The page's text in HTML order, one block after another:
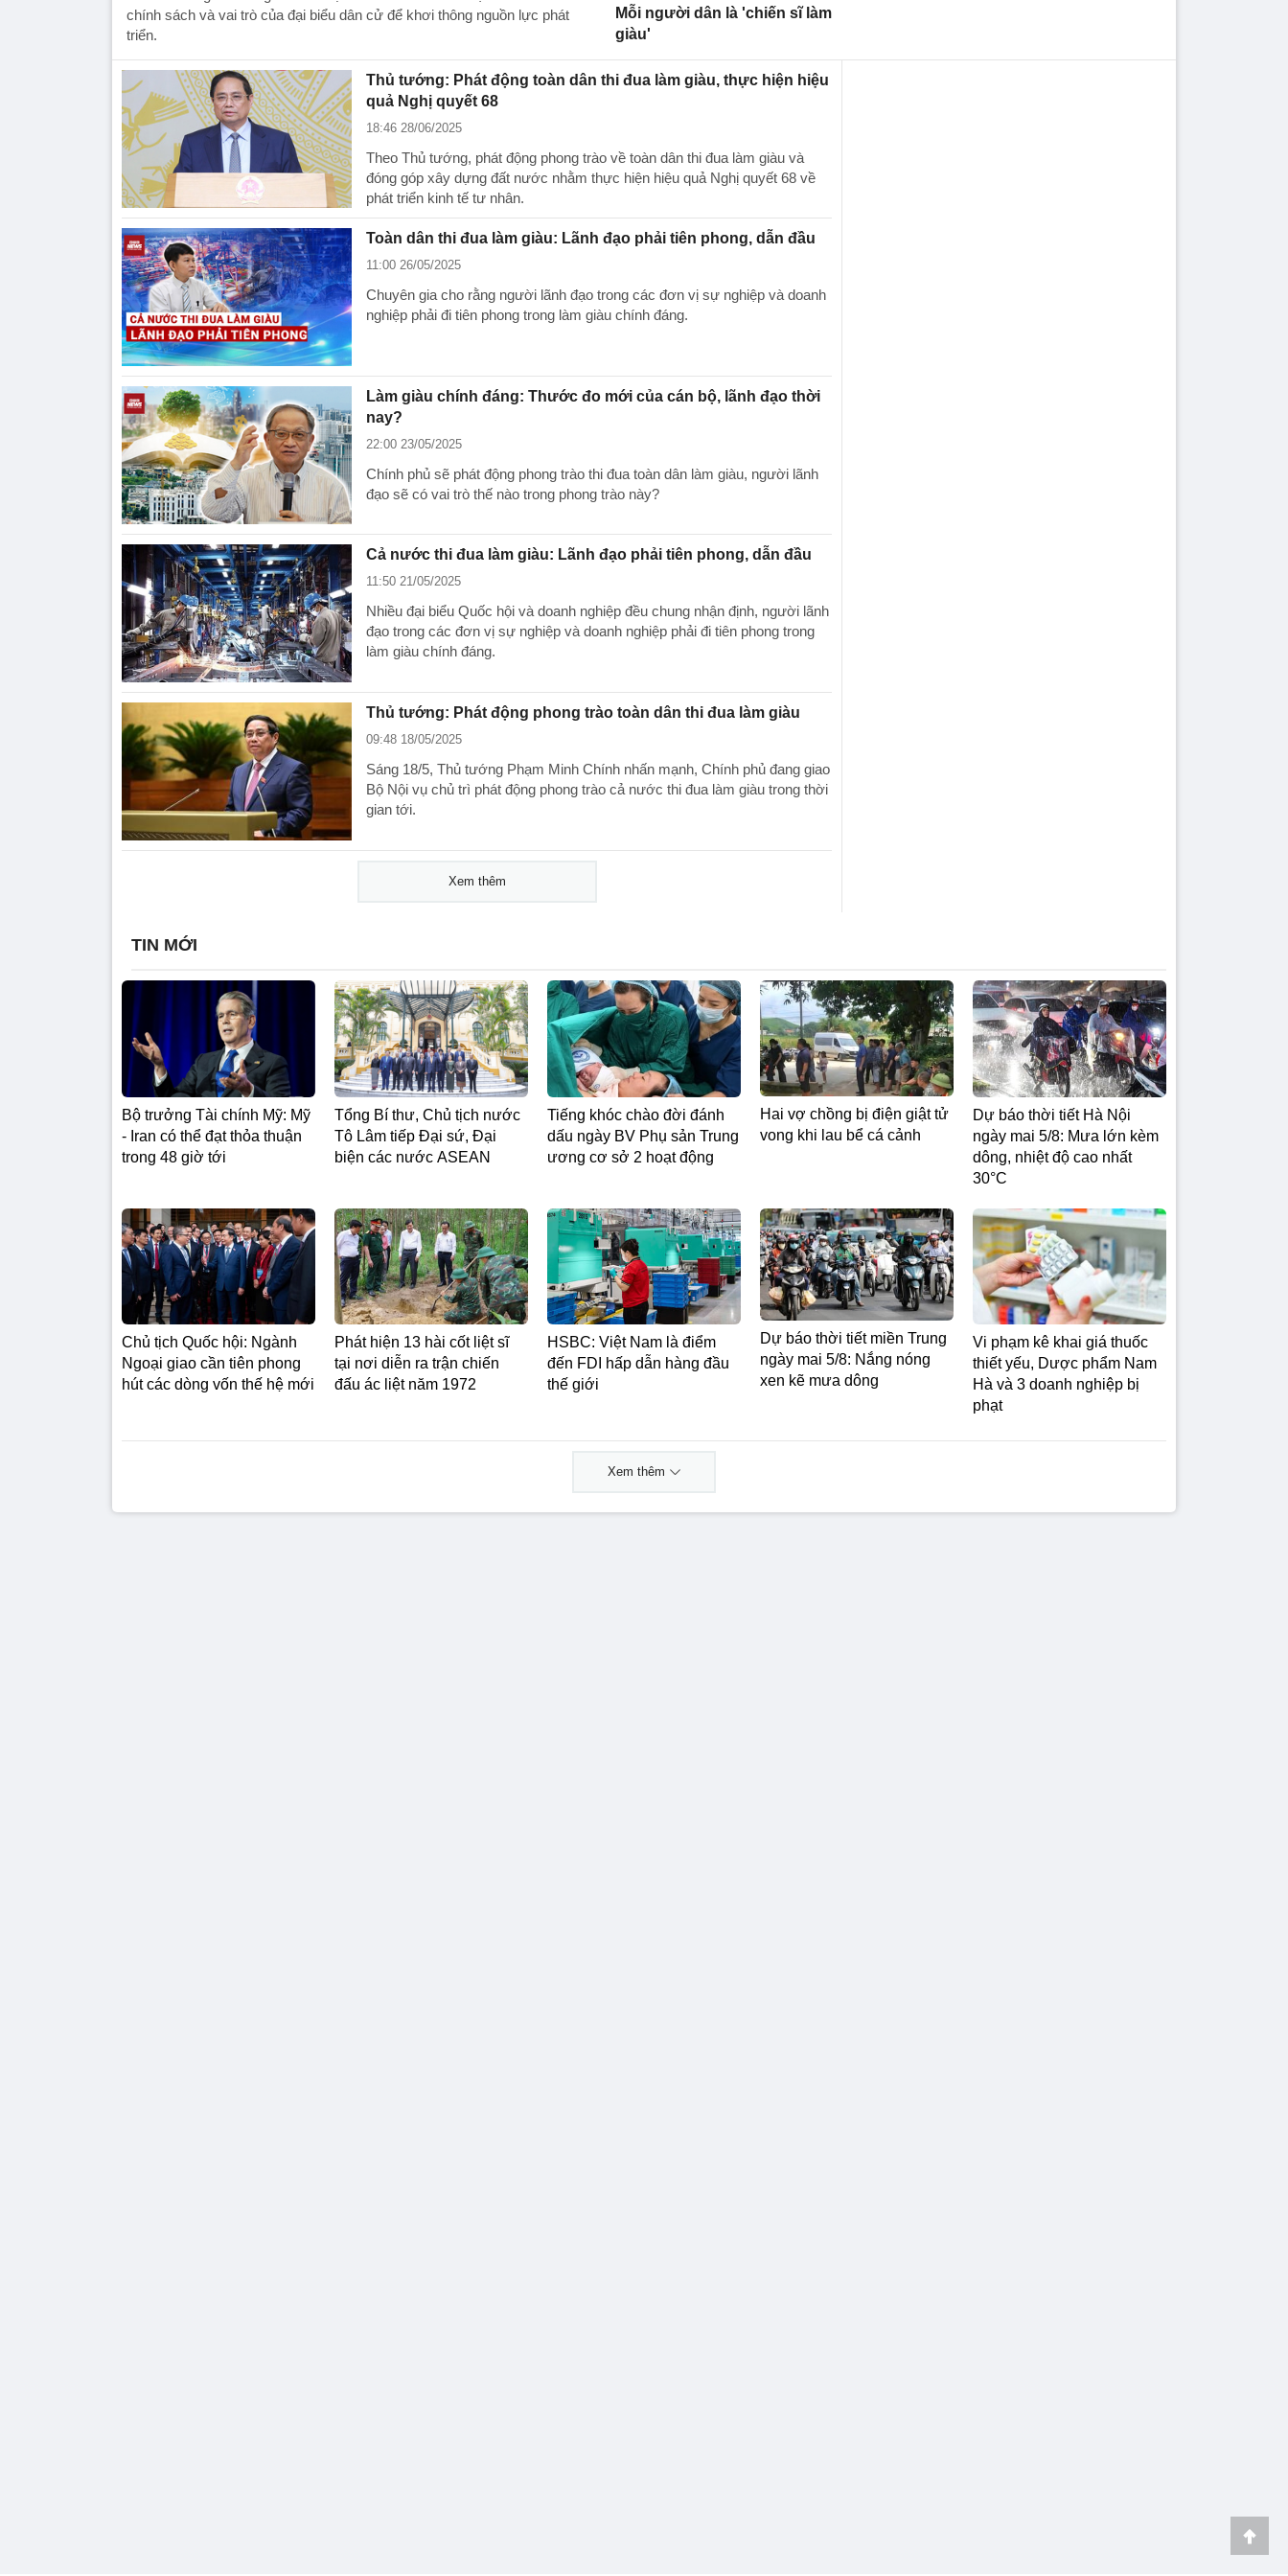
chính sách và vai trò của đại biểu dân cử để khơi thông nguồn lực phát
triển.
Mỗi người dân là 'chiến sĩ làm
giàu'
Thủ tướng: Phát động toàn dân thi đua làm giàu, thực hiện hiệu
quả Nghị quyết 68
18:46 28/06/2025
Theo Thủ tướng, phát động phong trào về toàn dân thi đua làm giàu và
đóng góp xây dựng đất nước nhằm thực hiện hiệu quả Nghị quyết 68 về
phát triển kinh tế tư nhân.
Toàn dân thi đua làm giàu: Lãnh đạo phải tiên phong, dẫn đầu
11:00 26/05/2025
Chuyên gia cho rằng người lãnh đạo trong các đơn vị sự nghiệp và doanh
nghiệp phải đi tiên phong trong làm giàu chính đáng.
Làm giàu chính đáng: Thước đo mới của cán bộ, lãnh đạo thời
nay?
22:00 23/05/2025
Chính phủ sẽ phát động phong trào thi đua toàn dân làm giàu, người lãnh
đạo sẽ có vai trò thế nào trong phong trào này?
Cả nước thi đua làm giàu: Lãnh đạo phải tiên phong, dẫn đầu
11:50 21/05/2025
Nhiều đại biểu Quốc hội và doanh nghiệp đều chung nhận định, người lãnh
đạo trong các đơn vị sự nghiệp và doanh nghiệp phải đi tiên phong trong
làm giàu chính đáng.
Thủ tướng: Phát động phong trào toàn dân thi đua làm giàu
09:48 18/05/2025
Sáng 18/5, Thủ tướng Phạm Minh Chính nhấn mạnh, Chính phủ đang giao
Bộ Nội vụ chủ trì phát động phong trào cả nước thi đua làm giàu trong thời
gian tới.
Xem thêm
TIN MỚI
Bộ trưởng Tài chính Mỹ: Mỹ
- Iran có thể đạt thỏa thuận
trong 48 giờ tới
Tổng Bí thư, Chủ tịch nước
Tô Lâm tiếp Đại sứ, Đại
biện các nước ASEAN
Tiếng khóc chào đời đánh
dấu ngày BV Phụ sản Trung
ương cơ sở 2 hoạt động
Hai vợ chồng bị điện giật tử
vong khi lau bể cá cảnh
Dự báo thời tiết Hà Nội
ngày mai 5/8: Mưa lớn kèm
dông, nhiệt độ cao nhất
30°C
Chủ tịch Quốc hội: Ngành
Ngoại giao cần tiên phong
hút các dòng vốn thế hệ mới
Phát hiện 13 hài cốt liệt sĩ
tại nơi diễn ra trận chiến
đấu ác liệt năm 1972
HSBC: Việt Nam là điểm
đến FDI hấp dẫn hàng đầu
thế giới
Dự báo thời tiết miền Trung
ngày mai 5/8: Nắng nóng
xen kẽ mưa dông
Vi phạm kê khai giá thuốc
thiết yếu, Dược phẩm Nam
Hà và 3 doanh nghiệp bị
phạt
Xem thêm